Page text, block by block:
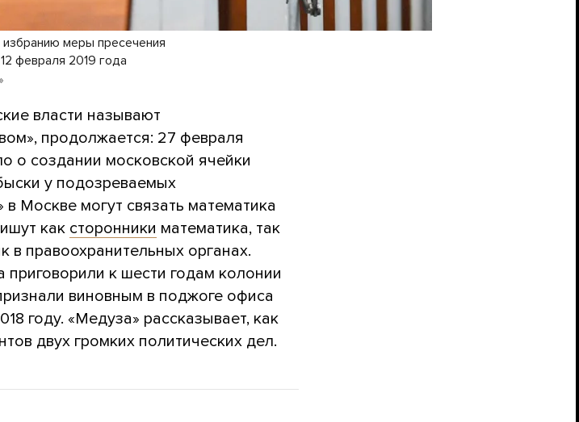
меры пресечения
февраля 2019 года
власти называют
продолжается: 27 февраля
о создании московской ячейки
у подозреваемых
Москве могут связать математика
как сторонники математика, так
в правоохранительных органах.
к шести годам колонии
виновным в поджоге офиса
году. «Медуза» рассказывает, как
двух громких политических дел.